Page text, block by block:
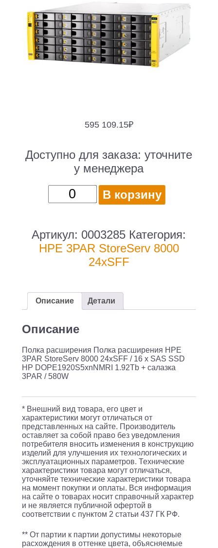
595 109.15₽
Доступно для заказа:уточните
у менеджера
Количество
товара
расширения
HPE
24xSFF
16
SAS
SSD
HP
DOPE1920S5xnNMRI
1.92Tb
+
салазка
3PAR
/
580W
В корзину
Артикул: 0003285 Категория:
HPE 3PAR StoreServ 8000
24xSFF
Описание Детали
Описание
Полка расширения Полка расширения HPE
3PAR StoreServ 8000 24xSFF / 16 x SAS SSD
HP DOPE1920S5xnNMRI 1.92Tb + салазка
3PAR / 580W
* Внешний вид товара, его цвет и
характеристики могут отличаться от
представленных на сайте. Производитель
оставляет за собой право без уведомления
потребителя вносить изменения в конструкцию
изделий для улучшения их технологических и
эксплуатационных параметров. Технические
характеристики товара могут отличаться,
уточняйте технические характеристики товара
на момент покупки и оплаты. Вся информация
на сайте о товарах носит справочный характер
и не является публичной офертой в
соответствии с пунктом 2 статьи 437 ГК РФ.
** От партии к партии допустимы некоторые
расхождения в оттенке цвета, объясняемые